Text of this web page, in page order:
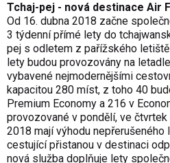
Tchaj-pej - nová destinace Air
Od 16. dubna 2018 začne
3 týdenní přímé lety do
pej s odletem z pařížského letiště
lety budou provozovány na
vybavené nejmodernějšími
kapacitou 280 míst, z toho 40
Premium Economy a 216 v
provozované v pondělí, ve
2018 mají výhodu nepřerušeného
cestující přistanou v destinaci
nová služba doplňuje lety